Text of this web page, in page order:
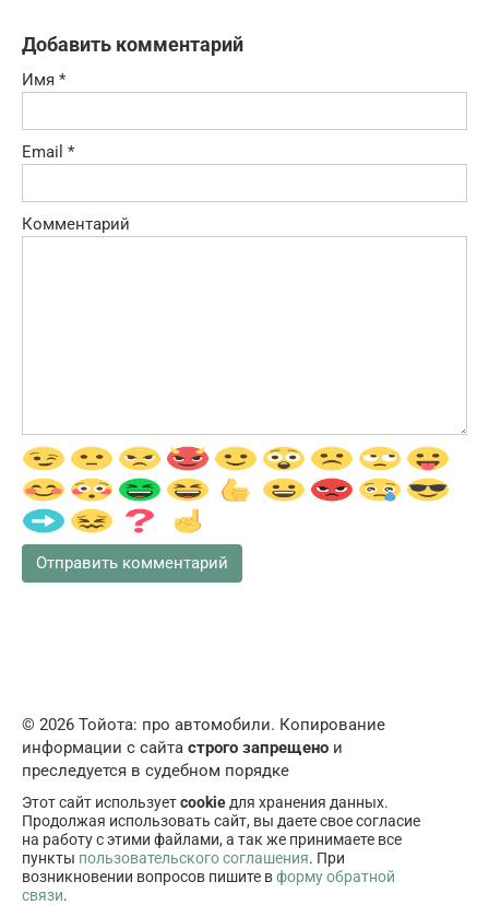
Добавить комментарий
Имя *
Email *
Комментарий
© 2026 Тойота: про автомобили. Копирование
информации с сайта строго запрещено и
преследуется в судебном порядке
Этот сайт используетcookie для хранения данных.
Продолжая использовать сайт, вы даете свое согласие
на работу с этими файлами, а так же принимаете все
пункты пользовательского соглашения. При
возникновении вопросов пишите вформу обратной
связи.